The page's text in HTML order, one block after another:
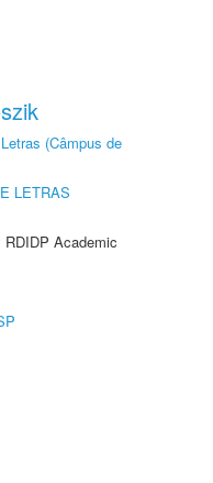
(Câmpus de
LETRAS
Academic